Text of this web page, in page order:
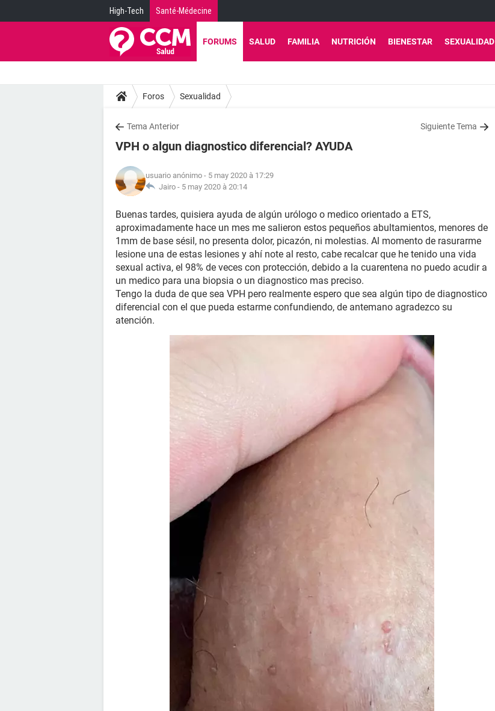
High-Tech Santé-Médecine
FORUMS SALUD FAMILIA NUTRICIÓN BIENESTAR SEXUALIDAD
Foros Sexualidad
Tema Anterior Siguiente Tema
VPH o algun diagnostico diferencial? AYUDA
usuario anónimo - 5 may 2020 à 17:29
Jairo - 5 may 2020 à 20:14
Buenas tardes, quisiera ayuda de algún urólogo o medico orientado a ETS,
aproximadamente hace un mes me salieron estos pequeños abultamientos, menores de
1mm de base sésil, no presenta dolor, picazón, ni molestias. Al momento de rasurarme
lesione una de estas lesiones y ahí note al resto, cabe recalcar que he tenido una vida
sexual activa, el 98% de veces con protección, debido a la cuarentena no puedo acudir a
un medico para una biopsia o un diagnostico mas preciso.
Tengo la duda de que sea VPH pero realmente espero que sea algún tipo de diagnostico
diferencial con el que pueda estarme confundiendo, de antemano agradezco su
atención.